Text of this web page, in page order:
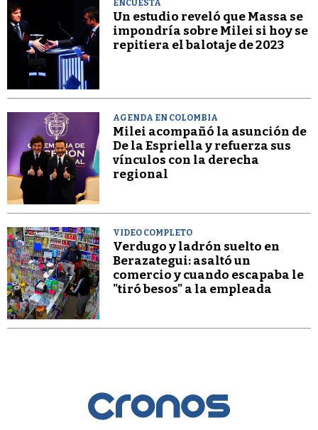
ENCUESTA
Un estudio reveló que Massa se
impondría sobre Milei si hoy se
repitiera el balotaje de 2023
AGENDA EN COLOMBIA
Milei acompañó la asunción de
De la Espriella y refuerza sus
vínculos con la derecha
regional
VIDEO COMPLETO
Verdugo y ladrón suelto en
Berazategui: asaltó un
comercio y cuando escapaba le
"tiró besos" a la empleada